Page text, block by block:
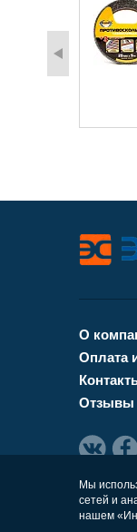
О
Оплата
Отзывы
Мы
сетей и
нашем